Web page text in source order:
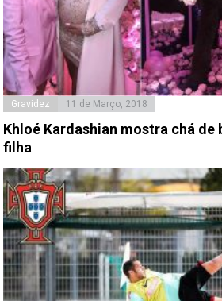
Gravidez 11 de Março, 2018
Khloé Kardashian mostra chá de
filha